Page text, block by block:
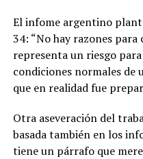
El infome argentino
34: “No hay razones
representa un riesgo
condiciones normales de
que en realidad fue
Otra aseveración del
basada también en los
tiene un párrafo que